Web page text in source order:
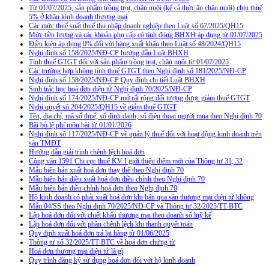
Từ 01/07/2025, sản phẩm trồng trọt, chăn nuôi (kể cả thức ăn chăn nuôi) chịu thuế
5% ở khâu kinh doanh thương mại
Các mức thuế suất thuế thu nhập doanh nghiệp theo Luật số 67/2025/QH15
Mức tiền lương và các khoản phụ cấp có tính đóng BHXH áp dụng từ 01/07/2025
Điều kiện áp dụng 0% đối với hàng xuất khẩu theo Luật số 48/2024/QH15
Nghị định số 158/2025/NĐ-CP hướng dẫn Luật BHXH
Tính thuế GTGT đối với sản phẩm trồng trọt, chăn nuôi từ 01/07/2025
Các trường hợp không tính thuế GTGT theo Nghị định số 181/2025/NĐ-CP
Nghị định số 158/2025/NĐ-CP Quy định chi tiết Luật BHXH
Sinh trắc học hoá đơn điện tử Nghị định 70/2025/NĐ-CP
Nghị định số 174/2025/NĐ-CP mở rất rộng đối tượng được giảm thuế GTGT
Nghị quyết sô 204/2025/QH15 về giảm thuế GTGT
Tên, địa chỉ, mã số thuế, số định danh, số điện thoại người mua theo Nghị định 70
Bãi bỏ lệ phí môn bài từ 01/01/2026
Nghị định số 117/2025/NĐ-CP về quản lý thuế đối với hoạt động kinh doanh trên
sàn TMĐT
Hướng dẫn giải trình chênh lệch hoá đơn
Công văn 1591 Chi cục thuế KV I giới thiệu điểm mới của Thông tư 31, 32
Mẫu biên bản xuất hoá đơn thay thế theo Nghị định 70
Mẫu biên bản điều xuất hoá đơn điều chỉnh theo Nghị định 70
Mẫu biên bản điều chỉnh hoá đơn theo Nghị định 70
Hộ kinh doanh có phải xuất hoá đơn khi bán qua sàn thương mại điện tử không
Mẫu 04/SS theo Nghi định 70/2025/NĐ-CP và Thông tư 32/2025/TT-BTC
Lập hoá đơn đối với chiết khấu thương mại theo doanh số luỹ kế
Lập hoá đơn đối với phần chênh lệch khi thanh quyết toán
Quy định xuất hoá đơn trả lại hàng từ 01/06/2025
Thông tư số 32/2025/TT-BTC về hoá đơn chứng từ
Hoá đơn thương mại điện tử là gì
Quy trình đăng ký sử dụng hoá đơn đối với hộ kinh doanh